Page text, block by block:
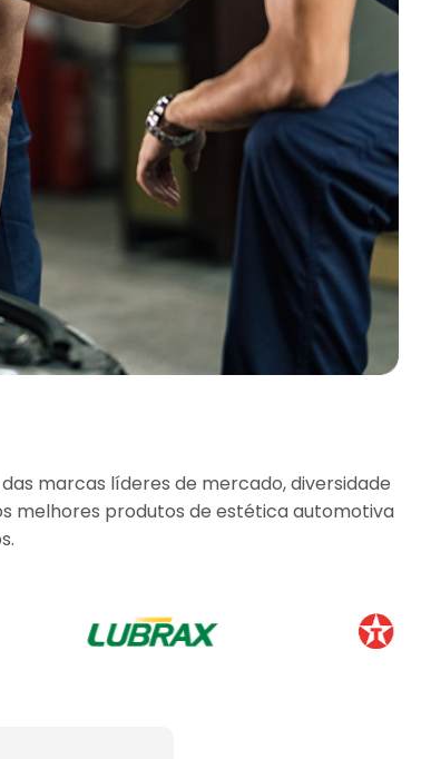
marcas líderes de mercado, diversidade
melhores produtos de estética automotiva